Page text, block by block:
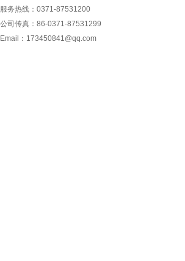
服务热线：0371-87531200
公司传真：86-0371-87531299
Email： 173450841@qq.com